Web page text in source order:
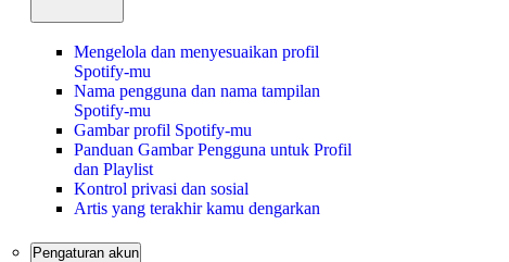
Mengelola dan menyesuaikan profil
Spotify-mu
Nama pengguna dan nama tampilan
Spotify-mu
Gambar profil Spotify-mu
Panduan Gambar Pengguna untuk Profil
dan Playlist
Kontrol privasi dan sosial
Artis yang terakhir kamu dengarkan
Pengaturan akun